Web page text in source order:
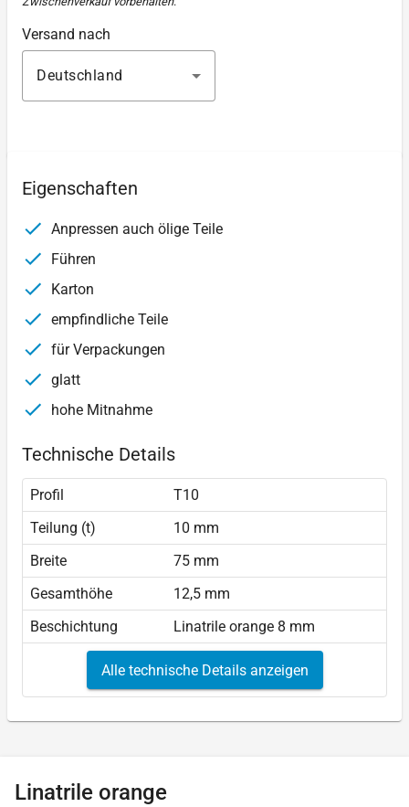
Versand nach
Deutschland
Eigenschaften
Anpressen auch ölige Teile
Führen
Karton
empfindliche Teile
für Verpackungen
glatt
hohe Mitnahme
Technische Details
Profil
T10
Teilung (t)
10 mm
Breite
75 mm
Gesamthöhe
12,5 mm
Beschichtung
Linatrile orange 8 mm
Alle technische Details anzeigen
Linatrile orange